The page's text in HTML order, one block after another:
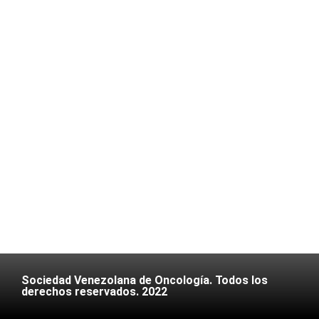
Sociedad Venezolana de Oncología. Todos los
derechos reservados. 2022